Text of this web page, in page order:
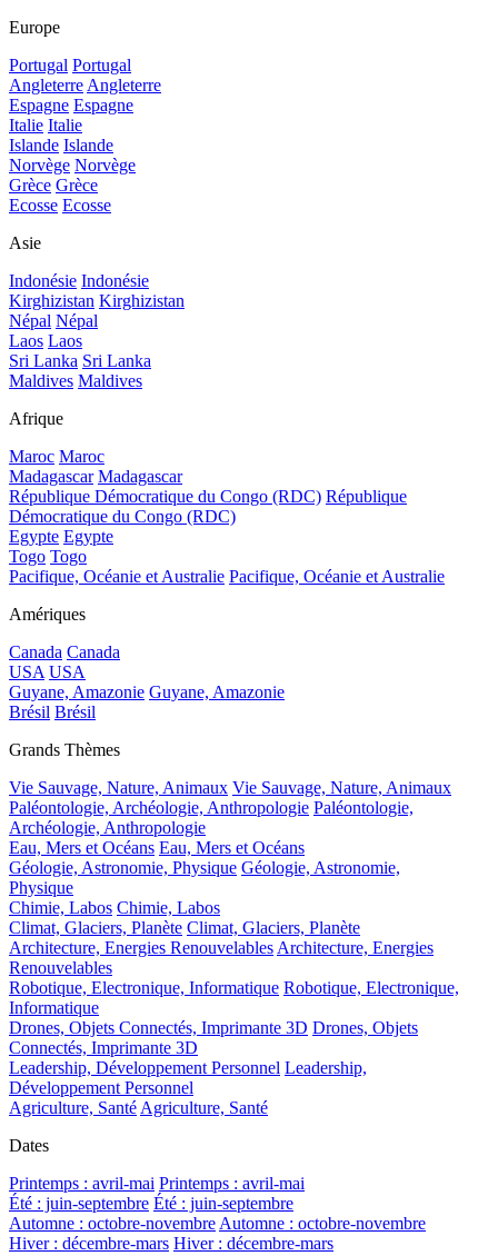
Europe
Portugal Portugal
Angleterre Angleterre
Espagne Espagne
Italie Italie
Islande Islande
Norvège Norvège
Grèce Grèce
Ecosse Ecosse
Asie
Indonésie Indonésie
Kirghizistan Kirghizistan
Népal Népal
Laos Laos
Sri Lanka Sri Lanka
Maldives Maldives
Afrique
Maroc Maroc
Madagascar Madagascar
République Démocratique du Congo (RDC) République
Démocratique du Congo (RDC)
Egypte Egypte
Togo Togo
Pacifique, Océanie et Australie Pacifique, Océanie et Australie
Amériques
Canada Canada
USA USA
Guyane, Amazonie Guyane, Amazonie
Brésil Brésil
Grands Thèmes
Vie Sauvage, Nature, Animaux Vie Sauvage, Nature, Animaux
Paléontologie, Archéologie, Anthropologie Paléontologie,
Archéologie, Anthropologie
Eau, Mers et Océans Eau, Mers et Océans
Géologie, Astronomie, Physique Géologie, Astronomie,
Physique
Chimie, Labos Chimie, Labos
Climat, Glaciers, Planète Climat, Glaciers, Planète
Architecture, Energies Renouvelables Architecture, Energies
Renouvelables
Robotique, Electronique, Informatique Robotique, Electronique,
Informatique
Drones, Objets Connectés, Imprimante 3D Drones, Objets
Connectés, Imprimante 3D
Leadership, Développement Personnel Leadership,
Développement Personnel
Agriculture, Santé Agriculture, Santé
Dates
Printemps : avril-mai Printemps : avril-mai
Été : juin-septembre Été : juin-septembre
Automne : octobre-novembre Automne : octobre-novembre
Hiver : décembre-mars Hiver : décembre-mars